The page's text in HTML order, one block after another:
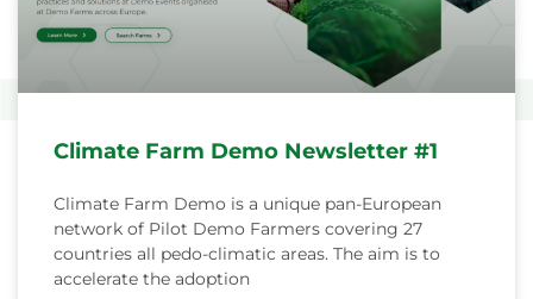
Climate Farm Demo Newsletter #1
Climate Farm Demo is a unique pan-European
network of Pilot Demo Farmers covering 27
countries all pedo-climatic areas. The aim is to
accelerate the adoption